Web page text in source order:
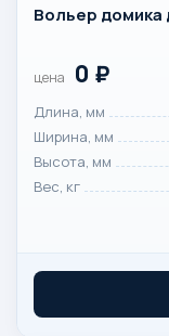
Вольер домика
цена 0 ₽
Длина, мм
Ширина, мм
Высота, мм
Вес, кг